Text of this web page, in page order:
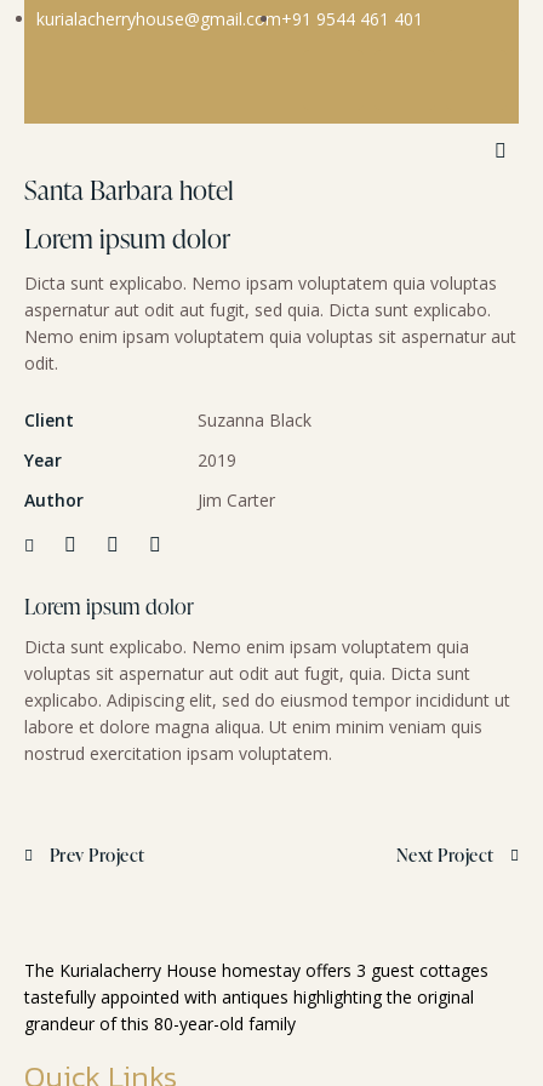
kurialacherryhouse@gmail.com+91 9544 461 401
Santa Barbara hotel
Lorem ipsum dolor
Dicta sunt explicabo. Nemo enim ipsam voluptatem quia
voluptas sit aspernatur aut odit aut fugit, quia. Dicta sunt
explicabo. Adipiscing elit, sed do eiusmod tempor incididunt ut
labore et dolore magna aliqua. Ut enim minim veniam quis
nostrud exercitation ipsam voluptatem.
Lorem ipsum dolor
Dicta sunt explicabo. Nemo ipsam voluptatem quia voluptas
aspernatur aut odit aut fugit, sed quia. Dicta sunt explicabo.
Nemo enim ipsam voluptatem quia voluptas sit aspernatur aut
odit.
Client
Suzanna Black
Year
2019
Author
Jim Carter
Prev Project Next Project
The Kurialacherry House homestay offers 3 guest cottages
tastefully appointed with antiques highlighting the original
grandeur of this 80-year-old family
Quick Links